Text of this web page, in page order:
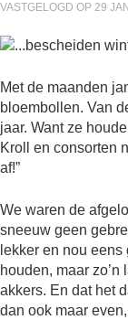
VASTGELOGD OP 29
Met de maanden
bloembollen. Van
jaar. Want ze
Kroll en consorten
af!”
We waren de
sneeuw geen
lekker en nou
houden, maar
akkers. En dat het
dan ook maar